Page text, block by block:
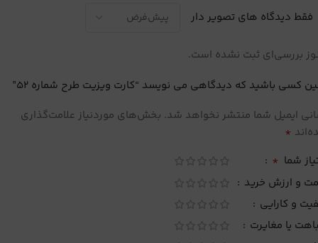
فقط دیدگاه های تصویر دار
بررسی‌ای ثبت نشده است.
کسی باشید که دیدگاهی می نویسد “کارت ویزیت طرح شماره 52”
ایمیل شما منتشر نخواهد شد. بخش‌های موردنیاز علامت‌گذاری
*
شما *
و ارزش خرید
و کارایی
یا مغایرت